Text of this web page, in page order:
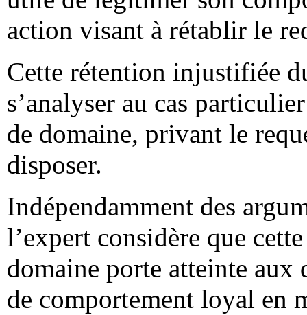
action visant à rétablir le
Cette rétention injustifiée
s’analyser au cas
de domaine, privant le
disposer.
Indépendamment des
l’expert considère que
domaine porte atteinte aux
de comportement loyal en